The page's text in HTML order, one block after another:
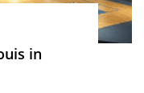
in